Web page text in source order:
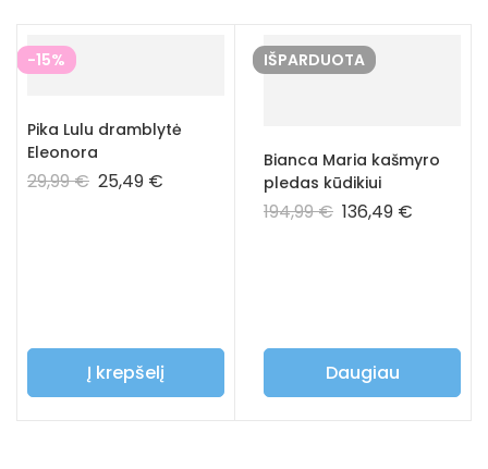
-15%
Pika Lulu dramblytė
Eleonora
29,99€ 25,49 €
Į krepšelį
IŠPARDUOTA
Bianca Maria kašmyro
pledas kūdikiui
194,99€ 136,49 €
Daugiau